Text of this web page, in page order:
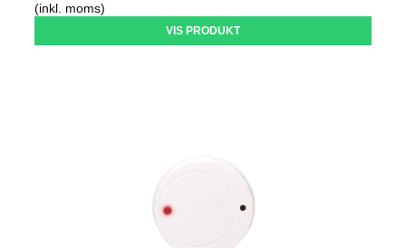
(inkl. moms)
VIS PRODUKT